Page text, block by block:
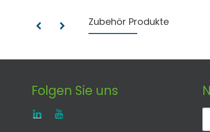
Zubehör Produkte
Folgen Sie uns